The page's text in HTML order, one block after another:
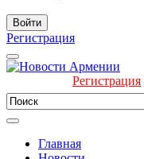
Войти
Регистрация
Регистрация
Главная